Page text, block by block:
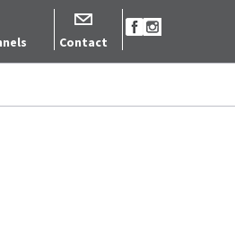
Contact